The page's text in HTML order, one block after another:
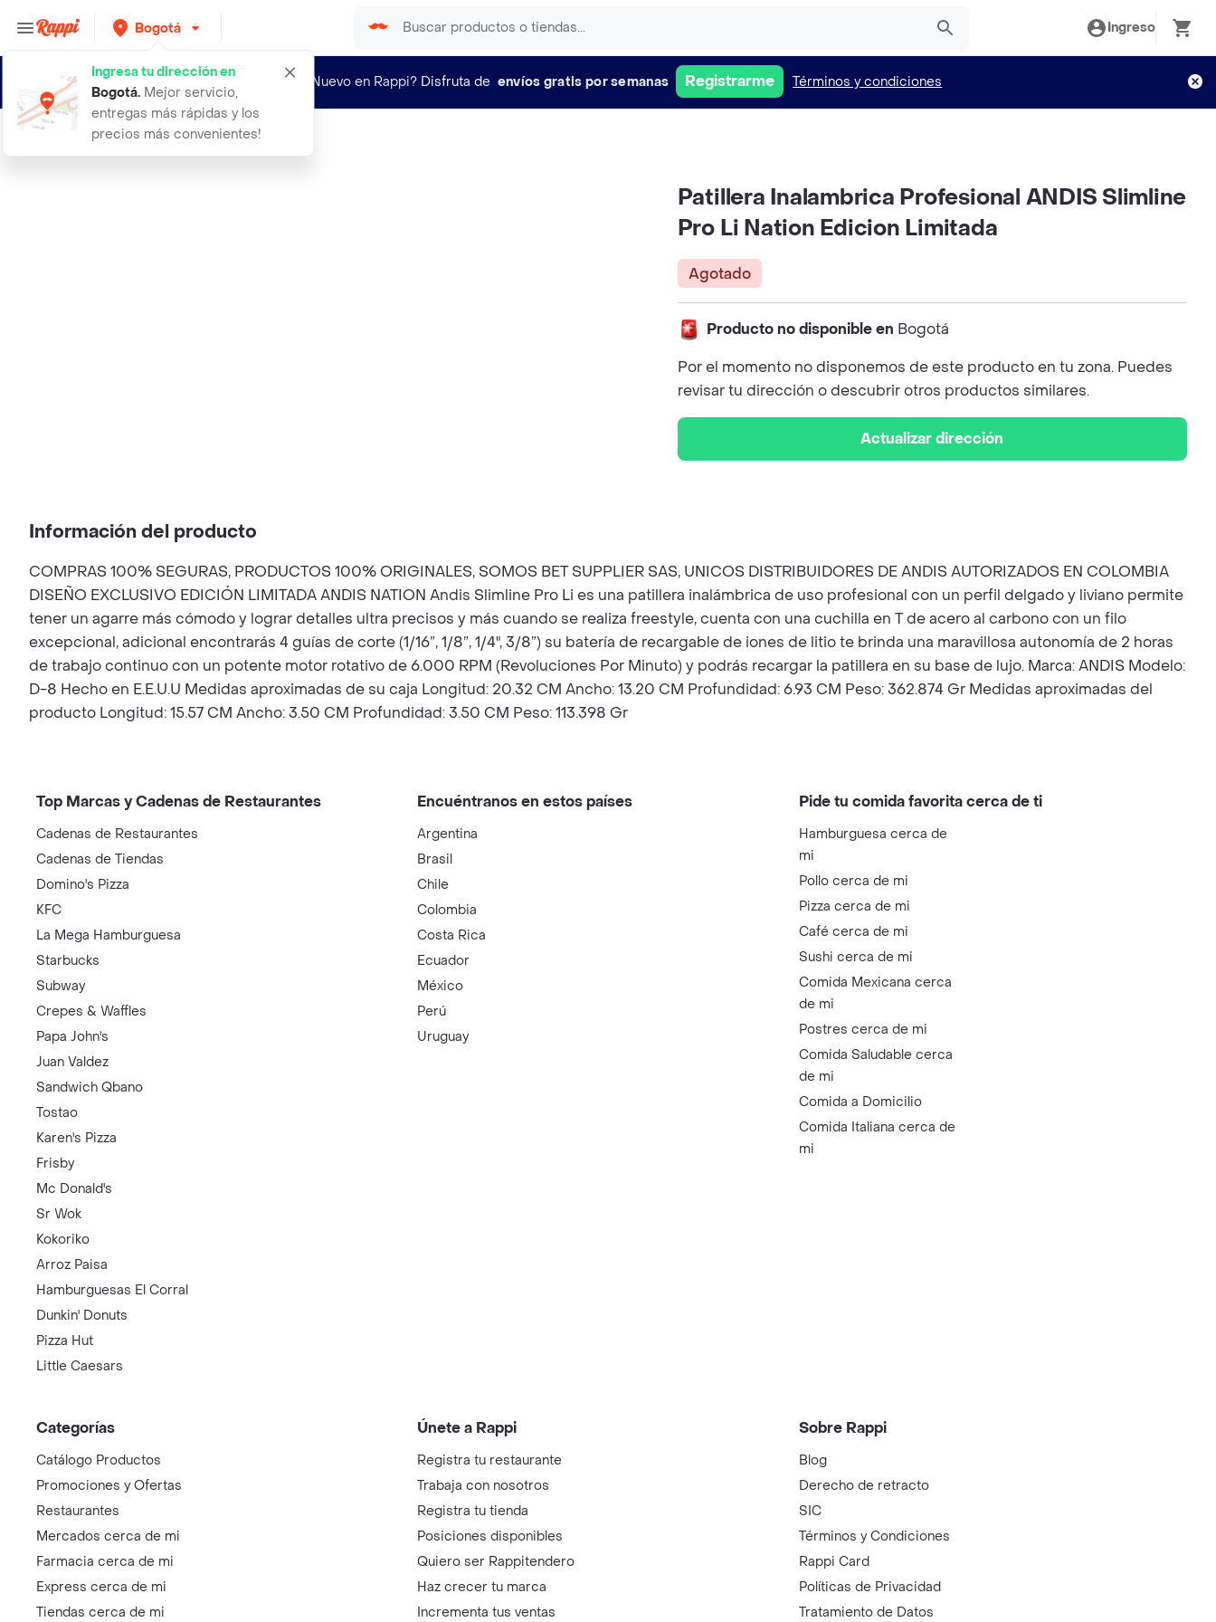
Bogotá
Ingresa tu dirección en
Bogotá. Mejor servicio,
entregas más rápidas y los
precios más convenientes!
Ingreso
¿Nuevo en Rappi? Disfruta de envíos gratis por semanas Registrarme Términos y condiciones
patillera inalambrica profesional a
Patillera Inalambrica Profesional ANDIS Slimline
Pro Li Nation Edicion Limitada
Agotado
Producto no disponible en Bogotá
Por el momento no disponemos de este producto en tu zona. Puedes
revisar tu dirección o descubrir otros productos similares.
Actualizar dirección
Información del producto
COMPRAS 100% SEGURAS, PRODUCTOS 100% ORIGINALES, SOMOS BET SUPPLIER SAS, UNICOS DISTRIBUIDORES DE ANDIS AUTORIZADOS EN COLOMBIA
DISEÑO EXCLUSIVO EDICIÓN LIMITADA ANDIS NATION Andis Slimline Pro Li es una patillera inalámbrica de uso profesional con un perfil delgado y liviano permite
tener un agarre más cómodo y lograr detalles ultra precisos y más cuando se realiza freestyle, cuenta con una cuchilla en T de acero al carbono con un filo
excepcional, adicional encontrarás 4 guías de corte (1/16”, 1/8”, 1/4", 3/8”) su batería de recargable de iones de litio te brinda una maravillosa autonomía de 2 horas
de trabajo continuo con un potente motor rotativo de 6.000 RPM (Revoluciones Por Minuto) y podrás recargar la patillera en su base de lujo. Marca: ANDIS Modelo:
D-8 Hecho en E.E.U.U Medidas aproximadas de su caja Longitud: 20.32 CM Ancho: 13.20 CM Profundidad: 6.93 CM Peso: 362.874 Gr Medidas aproximadas del
producto Longitud: 15.57 CM Ancho: 3.50 CM Profundidad: 3.50 CM Peso: 113.398 Gr
Top Marcas y Cadenas de Restaurantes
Cadenas de Restaurantes
Cadenas de Tiendas
Domino's Pizza
KFC
La Mega Hamburguesa
Starbucks
Subway
Crepes & Waffles
Papa John's
Juan Valdez
Sandwich Qbano
Tostao
Karen's Pizza
Frisby
Mc Donald's
Sr Wok
Kokoriko
Arroz Paisa
Hamburguesas El Corral
Dunkin' Donuts
Pizza Hut
Little Caesars
Encuéntranos en estos países
Argentina
Brasil
Chile
Colombia
Costa Rica
Ecuador
México
Perú
Uruguay
Pide tu comida favorita cerca de ti
Hamburguesa cerca de
mi
Pollo cerca de mi
Pizza cerca de mi
Café cerca de mi
Sushi cerca de mi
Comida Mexicana cerca
de mi
Postres cerca de mi
Comida Saludable cerca
de mi
Comida a Domicilio
Comida Italiana cerca de
mi
Categorías
Catálogo Productos
Promociones y Ofertas
Restaurantes
Mercados cerca de mi
Farmacia cerca de mi
Express cerca de mi
Tiendas cerca de mi
Únete a Rappi
Registra tu restaurante
Trabaja con nosotros
Registra tu tienda
Posiciones disponibles
Quiero ser Rappitendero
Haz crecer tu marca
Incrementa tus ventas
Sobre Rappi
Blog
Derecho de retracto
SIC
Términos y Condiciones
Rappi Card
Políticas de Privacidad
Tratamiento de Datos